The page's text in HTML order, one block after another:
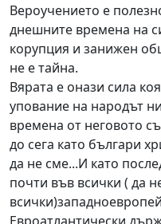
Вероучението е
днешните времена на
корупция и занижен
не е тайна.
Вярата е онази сила
упование на народът
времена от неговото
до сега като българи
да не сме...И като
почти във всички ( да